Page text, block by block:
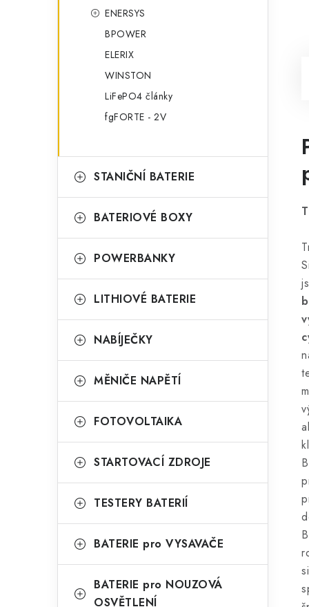
ENERSYS
BPOWER
ELERIX
WINSTON
LiFePO4 články
fgFORTE - 2V
STANIČNÍ BATERIE
BATERIOVÉ BOXY
POWERBANKY
LITHIOVÉ BATERIE
NABÍJEČKY
MĚNIČE NAPĚTÍ
FOTOVOLTAIKA
STARTOVACÍ ZDROJE
TESTERY BATERIÍ
BATERIE pro VYSAVAČE
BATERIE pro NOUZOVÁ
OSVĚTLENÍ